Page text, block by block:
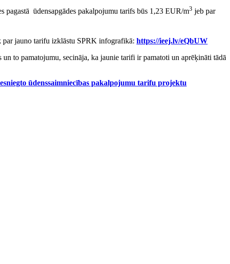
pagastā ūdensapgādes pakalpojumu tarifs būs 1,23 EUR/m3 jeb par
par jauno tarifu izklāstu SPRK infografikā: https://ieej.lv/eQbUW
to pamatojumu, secināja, ka jaunie tarifi ir pamatoti un aprēķināti tādā
ūdenssaimniecības pakalpojumu tarifu projektu